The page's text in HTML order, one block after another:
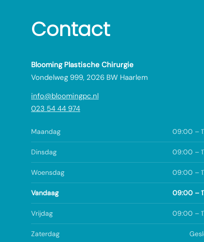
Contact
Blooming Plastische Chirurgie
Vondelweg 999, 2026 BW Haarlem
info@bloomingpc.nl
023 54 44 974
Maandag 09:00 –
Dinsdag 09:00 –
Woensdag 09:00 –
Vandaag 09:00 –
Vrijdag 09:00 –
Zaterdag